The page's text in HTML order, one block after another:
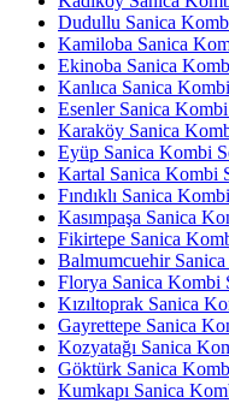
Dudullu Sanica
Kamiloba Sanica
Ekinoba Sanica
Kanlıca Sanica
Esenler Sanica
Karaköy Sanica
Eyüp Sanica Kombi
Kartal Sanica Kombi
Fındıklı Sanica
Kasımpaşa Sanica
Fikirtepe Sanica
Balmumcuehir
Florya Sanica Kombi
Kızıltoprak Sanica
Gayrettepe Sanica
Kozyatağı Sanica
Göktürk Sanica
Kumkapı Sanica